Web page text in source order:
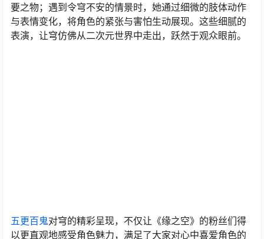
要之物；遇到令穹不安的情景时，她通过细微的肢体动作
与表情变化，将角色的紧张与害怕生动展现。这些细腻的
表演，让穹仿佛从二次元世界中走出，跃然于观众眼前。
五更百鬼对穹的精彩呈现，不仅让《缘之空》的粉丝们得
以更直观地感受角色魅力，满足了大家对心中喜爱角色的